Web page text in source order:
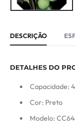
DESCRIÇÃO
DETALHES DO
Capacidade:
Cor: Preto
Modelo: